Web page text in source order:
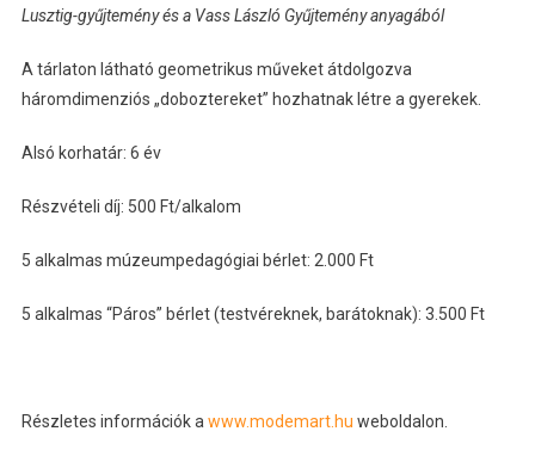
Lusztig-gyűjtemény és a Vass László Gyűjtemény anyagából
A tárlaton látható geometrikus műveket átdolgozva
háromdimenziós „doboztereket” hozhatnak létre a gyerekek.
Alsó korhatár: 6 év
Részvételi díj: 500 Ft/alkalom
5 alkalmas múzeumpedagógiai bérlet: 2.000 Ft
5 alkalmas “Páros” bérlet (testvéreknek, barátoknak): 3.500 Ft
Részletes információk awww.modemart.hu weboldalon.